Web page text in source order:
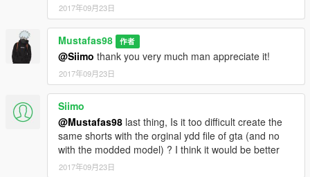
2017年09月23日
Mustafas98 作者
@Siimo thank you very much man appreciate it!
2017年09月23日
Siimo
@Mustafas98 last thing, Is it too difficult create the
same shorts with the orginal ydd file of gta (and no
with the modded model) ? I think it would be better
2017年09月23日